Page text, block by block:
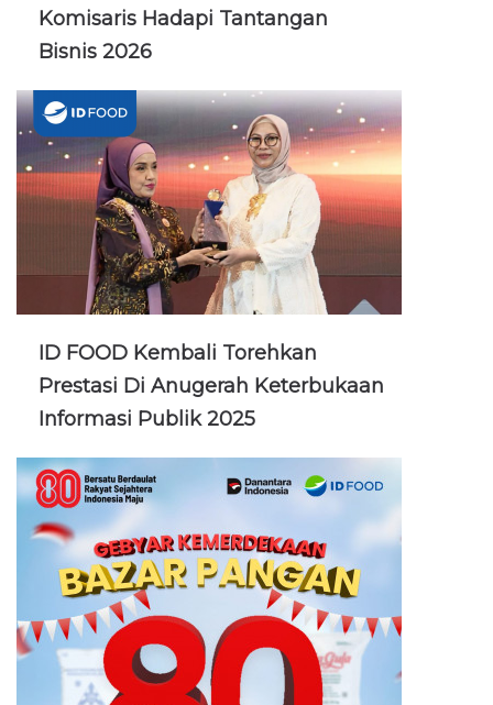
Komisaris Hadapi Tantangan
Bisnis 2026
ID FOOD Kembali Torehkan
Prestasi Di Anugerah Keterbukaan
Informasi Publik 2025